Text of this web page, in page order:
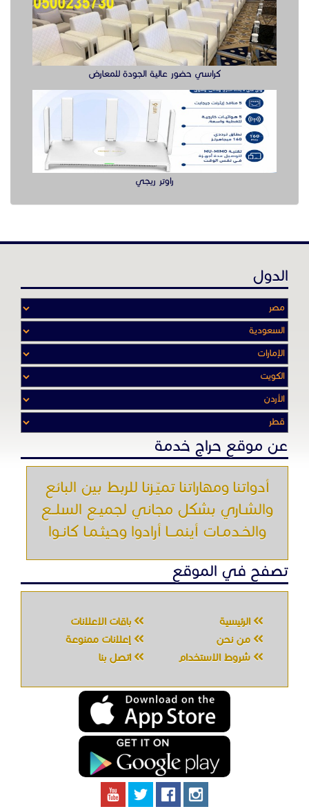
كراسي حضور عالية الجودة للمعارض
راوتر ريجي
الدول
عن موقع حراج خدمة
أدواتنا ومهاراتنا تميّـزنا للربط بين البائع
والشـاري بشكل مجاني لجميـع السلــع
والخـدمـات أينمـــا أرادوا وحيثـمـا كانـوا
تصفح في الموقع
الرئيسية
باقات الإعلانات
من نحن
إعلانات ممنوعة
شروط الاستخدام
اتصل بنا